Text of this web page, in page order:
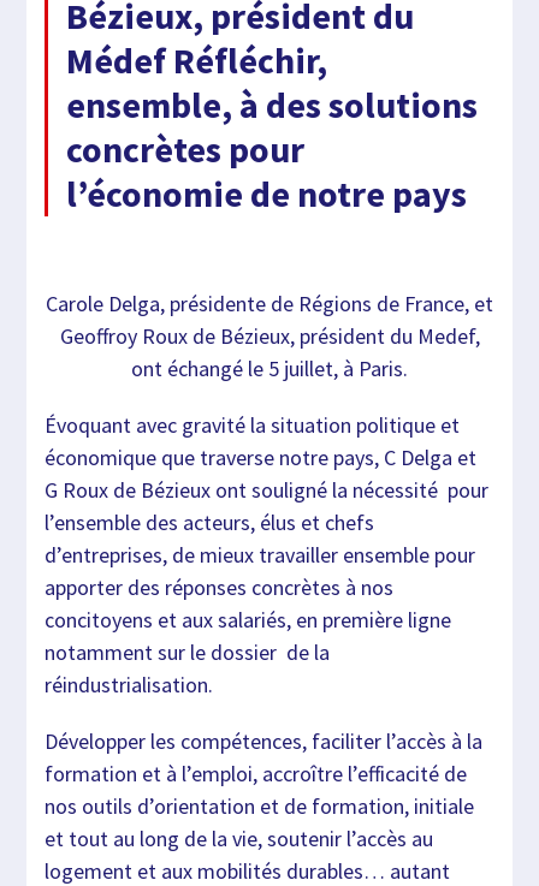
Bézieux, président du
Médef Réfléchir,
ensemble, à des solutions
concrètes pour
l’économie de notre pays
Carole Delga, présidente de Régions de France, et
Geoffroy Roux de Bézieux, président du Medef,
ont échangé le 5 juillet, à Paris.
Évoquant avec gravité la situation politique et
économique que traverse notre pays, C Delga et
G Roux de Bézieux ont souligné la nécessité pour
l’ensemble des acteurs, élus et chefs
d’entreprises, de mieux travailler ensemble pour
apporter des réponses concrètes à nos
concitoyens et aux salariés, en première ligne
notamment sur le dossier de la
réindustrialisation.
Développer les compétences, faciliter l’accès à la
formation et à l’emploi, accroître l’efficacité de
nos outils d’orientation et de formation, initiale
et tout au long de la vie, soutenir l’accès au
logement et aux mobilités durables… autant